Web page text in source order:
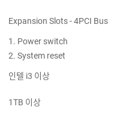
Expansion Slots - 4PCI Bus
1. Power switch
2. System reset
인텔 i3 이상
1TB 이상